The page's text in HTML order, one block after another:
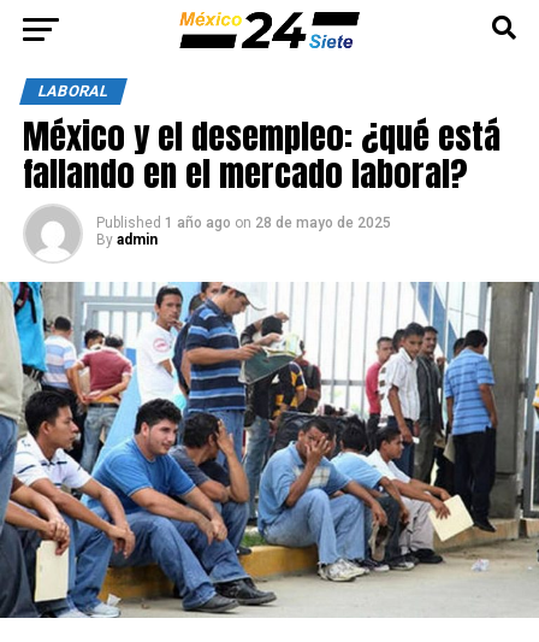
LABORAL
México y el desempleo: ¿qué está
fallando en el mercado laboral?
Published 1 año ago on 28 de mayo de 2025
By admin